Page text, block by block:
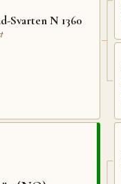
Svarten N 1360